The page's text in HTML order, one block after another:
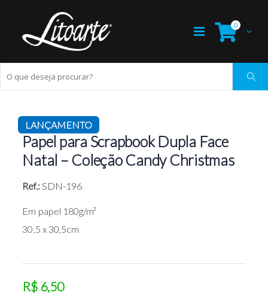
0
LANÇAMENTO
Papel para Scrapbook Dupla Face
Natal – Coleção Candy Christmas
Ref.:SDN-196
Em papel 180g/m²
30,5 x 30,5cm
R$ 6,50